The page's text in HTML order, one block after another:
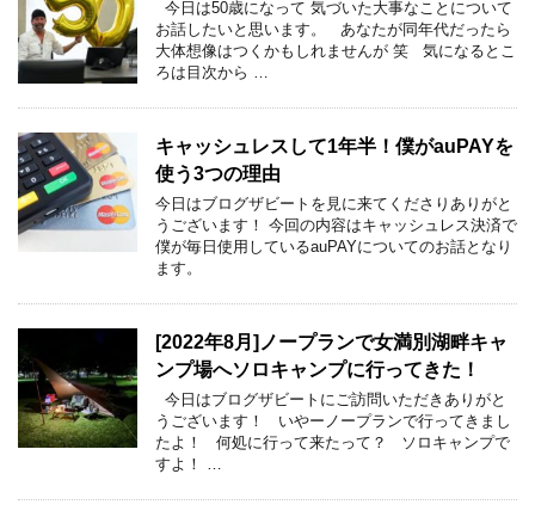
今日は50歳になって 気づいた大事なことについて
お話したいと思います。 あなたが同年代だったら
大体想像はつくかもしれませんが 笑 気になるとこ
ろは目次から …
キャッシュレスして1年半！僕がauPAYを
使う3つの理由
今日はブログザビートを見に来てくださりありがと
うございます！ 今回の内容はキャッシュレス決済で
僕が毎日使用しているauPAYについてのお話となり
ます。
[2022年8月]ノープランで女満別湖畔キャ
ンプ場へソロキャンプに行ってきた！
今日はブログザビートにご訪問いただきありがと
うございます！ いやーノープランで行ってきまし
たよ！ 何処に行って来たって？ ソロキャンプで
すよ！ …